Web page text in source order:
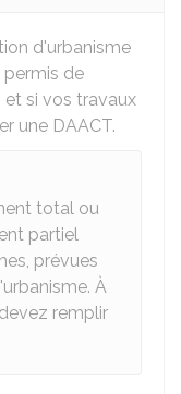
d'urbanisme
de
si vos travaux
une DAACT.
total ou
partiel
prévues
À
remplir